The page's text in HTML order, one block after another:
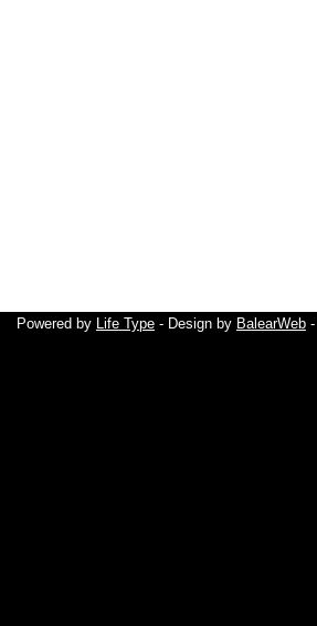
Powered by Life Type - Design by BalearWeb -